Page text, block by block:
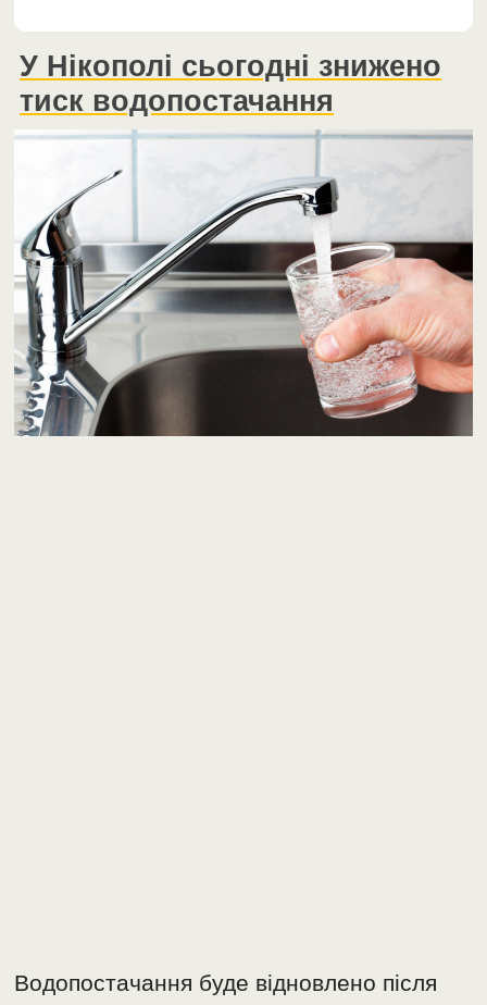
У Нікополі сьогодні знижено
тиск водопостачання
Водопостачання буде відновлено після